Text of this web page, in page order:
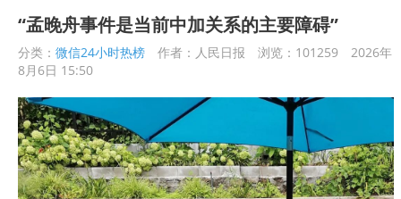
“孟晚舟事件是当前中加关系的主要障碍”
分类： 微信24小时热榜 作者：人民日报 浏览：101259
2026年
8月6日 15:50